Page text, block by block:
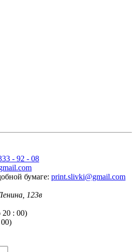
- 92 - 08
бумаге: print.slivki@gmail.com
123в
20 : 00)